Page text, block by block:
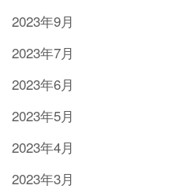
2023年9月
2023年7月
2023年6月
2023年5月
2023年4月
2023年3月